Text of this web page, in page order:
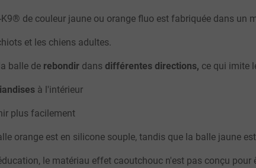
K9® de couleur jaune ou orange fluo est fabriquée dans un
et les chiens adultes.
balle de rebondir dans différentes directions, ce qui imite
à l'intérieur
plus facilement
orange est en silicone souple, tandis que la balle jaune
le matériau effet caoutchouc n'est pas conçu